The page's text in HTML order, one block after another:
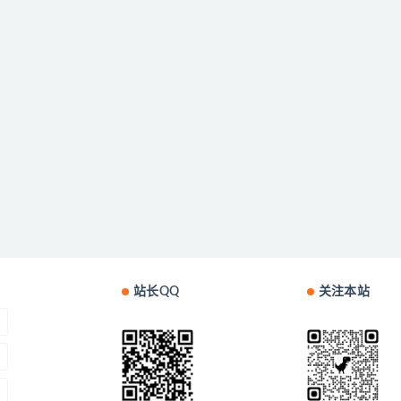
站长QQ 关注本站